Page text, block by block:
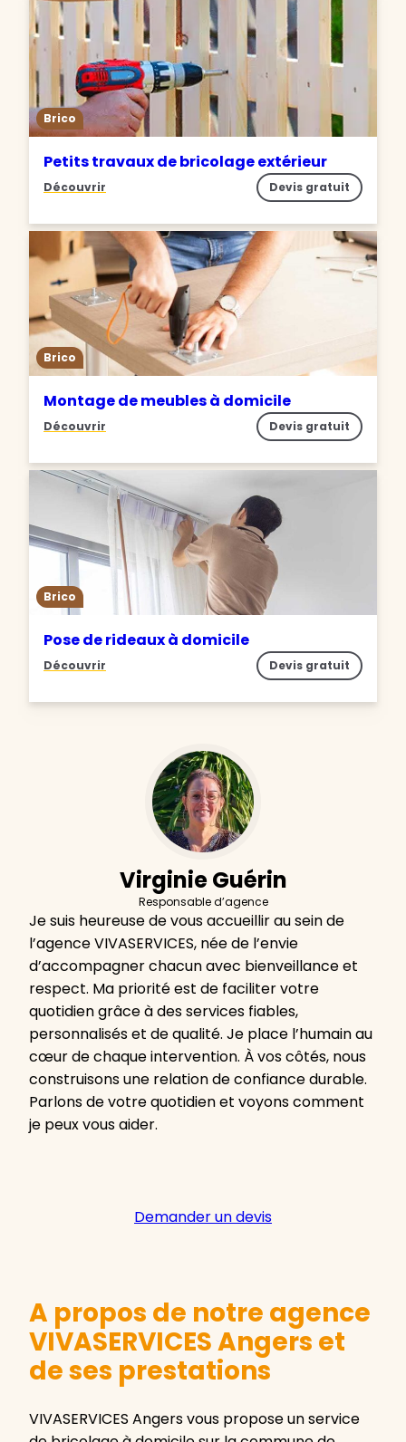
Brico
Petits travaux de bricolage extérieur
Découvrir Devis gratuit
Brico
Montage de meubles à domicile
Découvrir Devis gratuit
Brico
Pose de rideaux à domicile
Découvrir Devis gratuit
Virginie Guérin
Responsable d’agence
Je suis heureuse de vous accueillir au sein de
l’agence VIVASERVICES, née de l’envie
d’accompagner chacun avec bienveillance et
respect. Ma priorité est de faciliter votre
quotidien grâce à des services fiables,
personnalisés et de qualité. Je place l’humain au
cœur de chaque intervention. À vos côtés, nous
construisons une relation de confiance durable.
Parlons de votre quotidien et voyons comment
je peux vous aider.
Demander un devis
A propos de notre agence
VIVASERVICES Angers et
de ses prestations
VIVASERVICES Angers vous propose un service